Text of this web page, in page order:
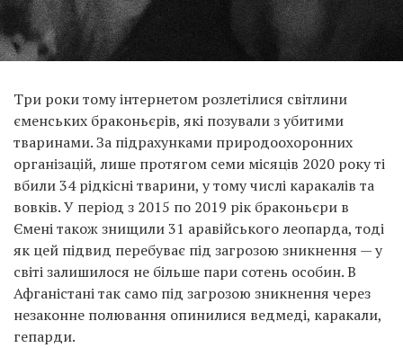
Три роки тому інтернетом розлетілися світлини
єменських браконьєрів, які позували з убитими
тваринами. За підрахунками природоохоронних
організацій, лише протягом семи місяців 2020 року ті
вбили 34 рідкісні тварини, у тому числі каракалів та
вовків. У період з 2015 по 2019 рік браконьєри в
Ємені також знищили 31 аравійського леопарда, тоді
як цей підвид перебуває під загрозою зникнення — у
світі залишилося не більше пари сотень особин. В
Афганістані так само під загрозою зникнення через
незаконне полювання опинилися ведмеді, каракали,
гепарди.